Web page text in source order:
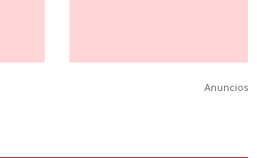
Anuncios